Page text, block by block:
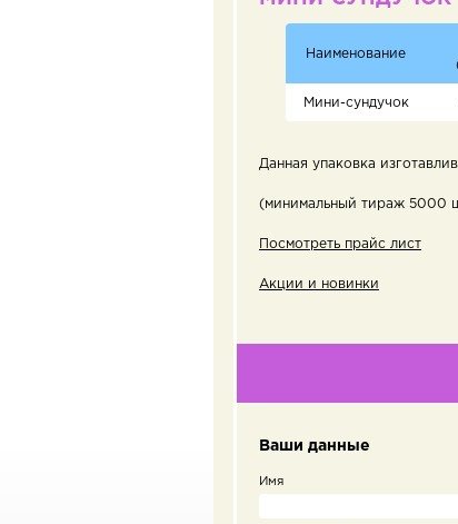
Наименование
Мини-сундучок
Данная упаковка
(минимальный тираж 5000
Посмотреть прайс лист
Акции и новинки
Ваши данные
Имя